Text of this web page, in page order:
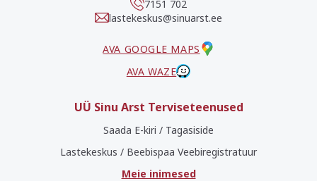
7151 702
lastekeskus@sinuarst.ee
AVA GOOGLE MAPS
AVA WAZE
UÜ Sinu Arst Terviseteenused
Saada E-kiri / Tagasiside
Lastekeskus / Beebispaa Veebiregistratuur
Meie inimesed